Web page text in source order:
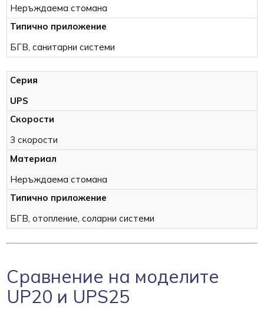
Неръждаема стомана
БГВ, санитарни системи
UPS
3 скорости
Неръждаема стомана
БГВ, отопление, соларни системи
Сравнение на моделите
UP20 и UPS25